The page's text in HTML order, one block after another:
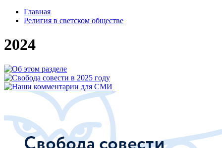
Главная
Религия в светском обществе
2024